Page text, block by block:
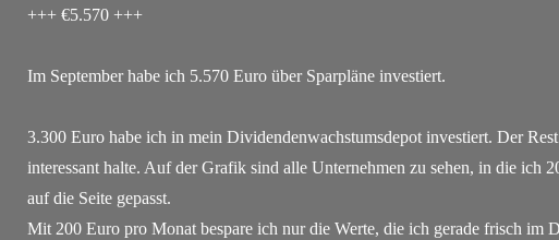
+++ €5.570 +++
Im September habe ich 5.570 Euro über Sparpläne investiert.
3.300 Euro habe ich in mein Dividendenwachstumsdepot investiert. Der
interessant halte. Auf der Grafik sind alle Unternehmen zu sehen, in die ich
auf die Seite gepasst.
Mit 200 Euro pro Monat bespare ich nur die Werte, die ich gerade frisch